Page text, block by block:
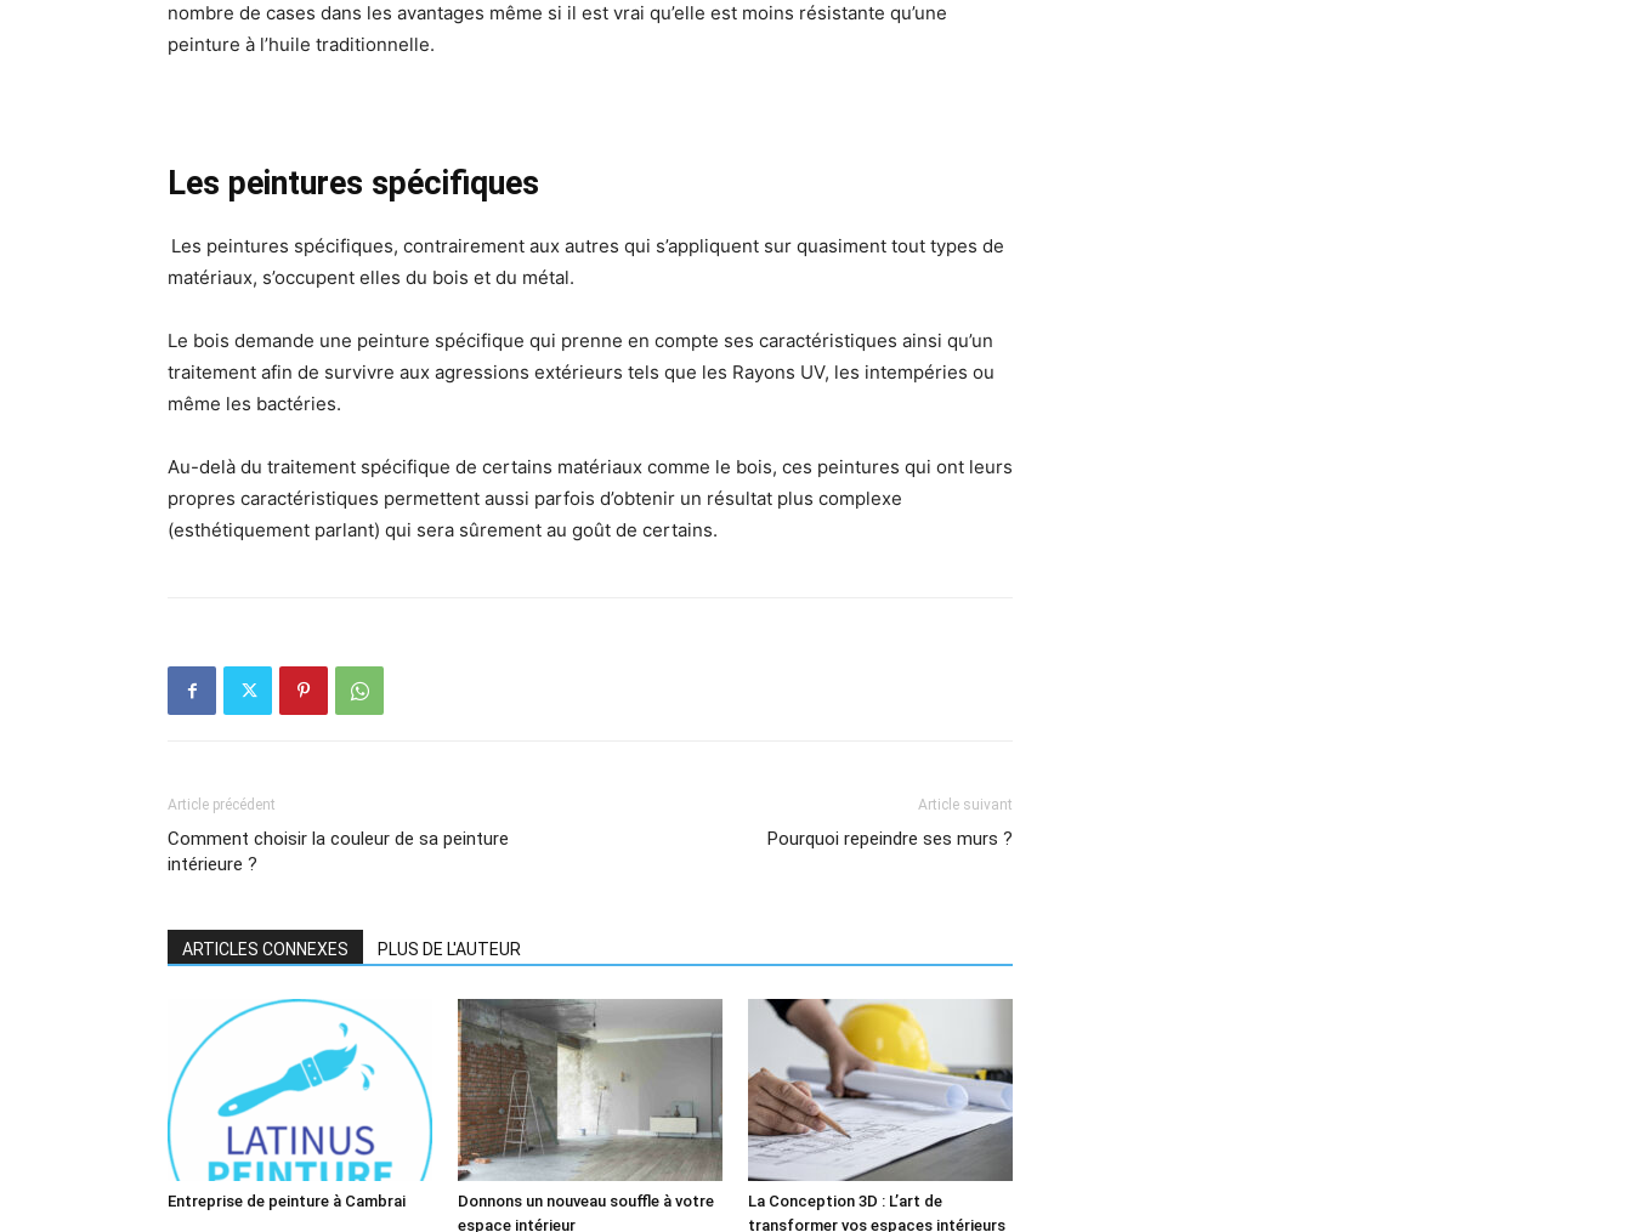
nombre de cases dans les avantages même si il est vrai qu’elle est moins résistante qu’une
peinture à l’huile traditionnelle.
Les peintures spécifiques
Les peintures spécifiques, contrairement aux autres qui s’appliquent sur quasiment tout types de
matériaux, s’occupent elles du bois et du métal.
Le bois demande une peinture spécifique qui prenne en compte ses caractéristiques ainsi qu’un
traitement afin de survivre aux agressions extérieurs tels que les Rayons UV, les intempéries ou
même les bactéries.
Au-delà du traitement spécifique de certains matériaux comme le bois, ces peintures qui ont leurs
propres caractéristiques permettent aussi parfois d’obtenir un résultat plus complexe
(esthétiquement parlant) qui sera sûrement au goût de certains.
Article précédent
Comment choisir la couleur de sa peinture
intérieure ?
Article suivant
Pourquoi repeindre ses murs ?
ARTICLES CONNEXES PLUS DE L'AUTEUR
Entreprise de peinture à Cambrai
Donnons un nouveau souffle à votre
espace intérieur
La Conception 3D : L’art de
transformer vos espaces intérieurs